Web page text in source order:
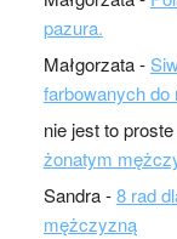
pazura.
Małgorzata-
farbowanych do
nie jest to proste
żonatym
Sandra-8 rad
mężczyzną